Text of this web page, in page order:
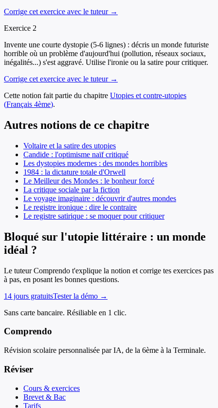
Corrige cet exercice avec le tuteur →
Exercice 2
Invente une courte dystopie (5-6 lignes) : décris un monde futuriste
horrible où un problème d'aujourd'hui (pollution, réseaux sociaux,
inégalités...) s'est aggravé. Utilise l'ironie ou la satire pour critiquer.
Corrige cet exercice avec le tuteur →
Cette notion fait partie du chapitre Utopies et contre-utopies
(Français 4ème).
Autres notions de ce chapitre
Voltaire et la satire des utopies
Candide : l'optimisme naïf critiqué
Les dystopies modernes : des mondes horribles
1984 : la dictature totale d'Orwell
Le Meilleur des Mondes : le bonheur forcé
La critique sociale par la fiction
Le voyage imaginaire : découvrir d'autres mondes
Le registre ironique : dire le contraire
Le registre satirique : se moquer pour critiquer
Bloqué sur l'utopie littéraire : un monde
idéal ?
Le tuteur Comprendo t'explique la notion et corrige tes exercices pas
à pas, en posant les bonnes questions.
14 jours gratuitsTester la démo →
Sans carte bancaire. Résiliable en 1 clic.
Comprendo
Révision scolaire personnalisée par IA, de la 6ème à la Terminale.
Réviser
Cours & exercices
Brevet & Bac
Tarifs